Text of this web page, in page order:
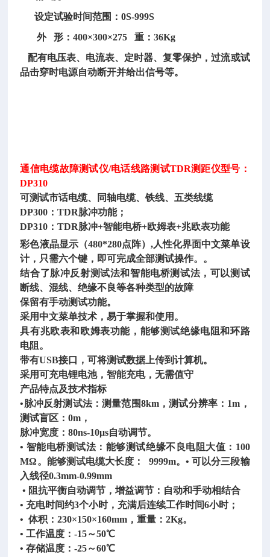
设定试验时间范围：0S-999S
外 形：400×300×275 重：36Kg
配有电压表、电流表、定时器、复零保护，过流或试
品击穿时电源自动断开并给出信号等。
通信电缆故障测试仪/电话线路测试TDR测距仪型号：
DP310
可测试市话电缆、同轴电缆、铁线、五类线缆
DP300：TDR脉冲功能；
DP310：TDR脉冲+智能电桥+欧姆表+兆欧表功能
彩色液晶显示（480*280点阵）,人性化界面中文菜单设
计，只需六个键，即可完成全部测试操作。。
结合了脉冲反射测试法和智能电桥测试法，可以测试
断线、混线、绝缘不良等各种类型的故障
保留有手动测试功能。
采用中文菜单技术，易于掌握和使用。
具有兆欧表和欧姆表功能，能够测试绝缘电阻和环路
电阻。
带有USB接口，可将测试数据上传到计算机。
采用可充电锂电池，智能充电，无需值守
产品特点及技术指标
•脉冲反射测试法：测量范围8km，测试分辨率：1m，
测试盲区：0m，
脉冲宽度：80ns-10μs自动调节。
• 智能电桥测试法：能够测试绝缘不良电阻大值：100
МΩ。能够测试电缆大长度： 9999m。• 可以分三段输
入线径0.3mm-0.99mm
• 阻抗平衡自动调节，增益调节：自动和手动相结合
• 充电时间约3个小时，充满后连续工作时间6小时；
• 体积：230×150×160mm，重量：2Kg。
• 工作温度：-15～50℃
• 存储温度：-25～60℃